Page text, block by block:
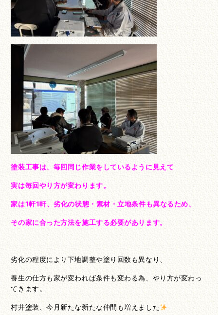
塗装工事は、毎回同じ作業をしているように見えて
実は毎回やり方が変わります。
家は1軒1軒、劣化の状態・素材・立地条件も異なるため、
その家に合った方法を施工する必要があります。
劣化の程度により下地調整や塗り回数も異なり、
養生の仕方も家が変われば条件も変わる為、やり方が変わっ
てきます。
村井塗装、今月新たな新たな仲間も増えました